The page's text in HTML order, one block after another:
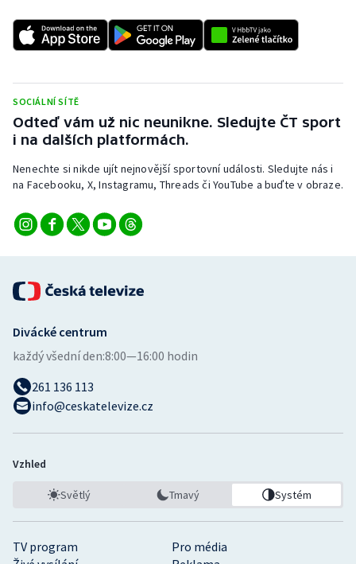
Ragby
Rychlostní kanoistika
Short track
Sportovní střelba
Stolní tenis
Triatlon
Veslování
Vodní slalom
Ostatní
SOCIÁLNÍ SÍTĚ
Odteď vám už nic neunikne. Sledujte ČT sport
i na dalších platformách.
Nenechte si nikde ujít nejnovější sportovní události. Sledujte nás i
na Facebooku, X, Instagramu, Threads či YouTube a buďte v obraze.
TV program
Pro média
Divácké centrum
každý všední den:8:00—16:00 hodin
261 136 113
info@ceskatelevize.cz
Vzhled
Světlý Tmavý Systém